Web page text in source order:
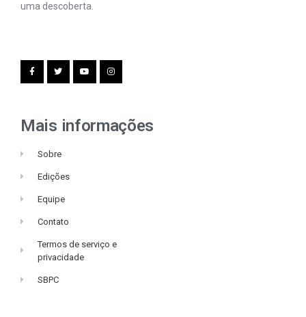
uma descoberta.
Mais informações
Sobre
Edições
Equipe
Contato
Termos de serviço e
privacidade
SBPC